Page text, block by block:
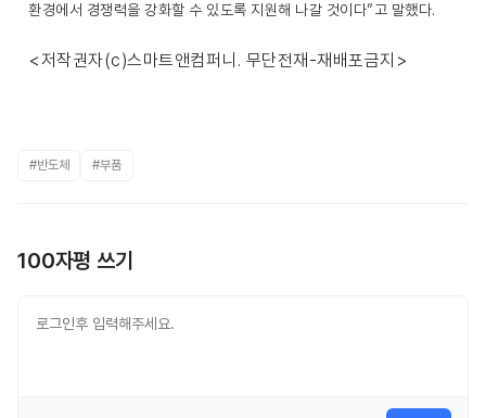
환경에서 경쟁력을 강화할 수 있도록 지원해 나갈 것이다”고 말했다.
<저작권자(c)스마트앤컴퍼니. 무단전재-재배포금지>
#반도체 #부품
100자평 쓰기